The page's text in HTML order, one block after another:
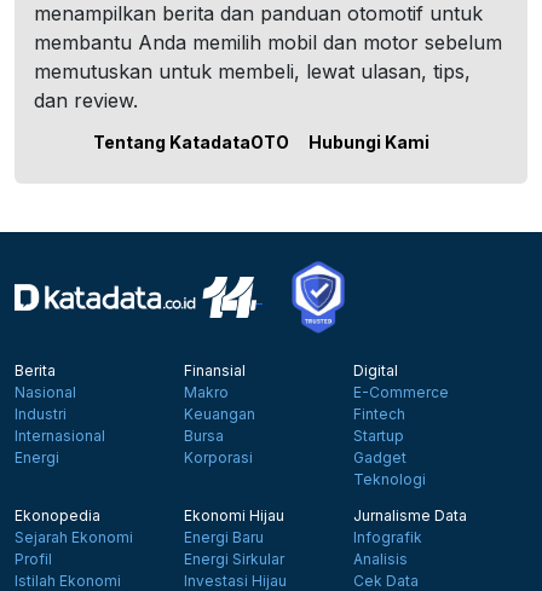
menampilkan berita dan panduan otomotif untuk
membantu Anda memilih mobil dan motor sebelum
memutuskan untuk membeli, lewat ulasan, tips,
dan review.
Tentang KatadataOTO Hubungi Kami
Berita
Nasional
Industri
Internasional
Energi
Finansial
Makro
Keuangan
Bursa
Korporasi
Digital
E-Commerce
Fintech
Startup
Gadget
Teknologi
Ekonopedia
Sejarah Ekonomi
Profil
Istilah Ekonomi
Ekonomi Hijau
Energi Baru
Energi Sirkular
Investasi Hijau
Jurnalisme Data
Infografik
Analisis
Cek Data